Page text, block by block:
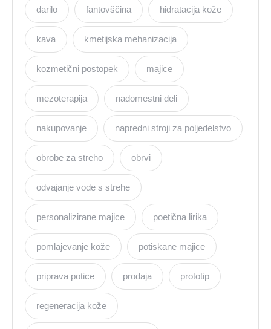
darilo fantovščina hidratacija kože
kava kmetijska mehanizacija
kozmetični postopek majice
mezoterapija nadomestni deli
nakupovanje napredni stroji za poljedelstvo
obrobe za streho obrvi
odvajanje vode s strehe
personalizirane majice poetična lirika
pomlajevanje kože potiskane majice
priprava potice prodaja prototip
regeneracija kože